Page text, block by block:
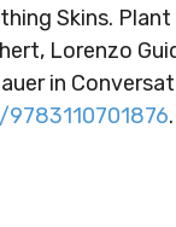
Skins. Plant
Lorenzo
in
.